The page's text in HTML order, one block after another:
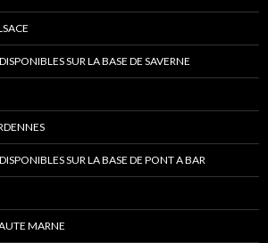
SUR LA BASE DE SAVERNE
SUR LA BASE DE PONT A BAR
MARNE